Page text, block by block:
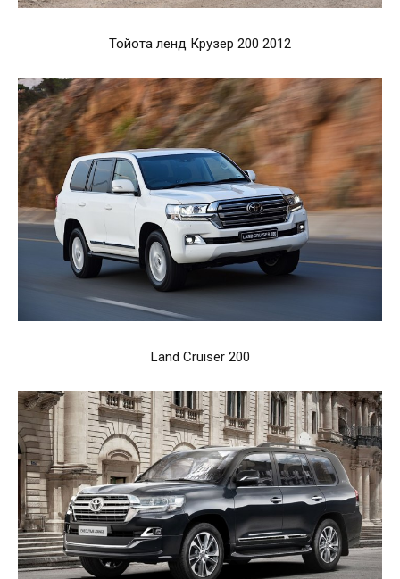
Тойота ленд Крузер 200 2012
Land Cruiser 200